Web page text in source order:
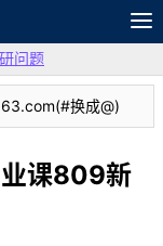
论坛
问题
换成@)
课809新